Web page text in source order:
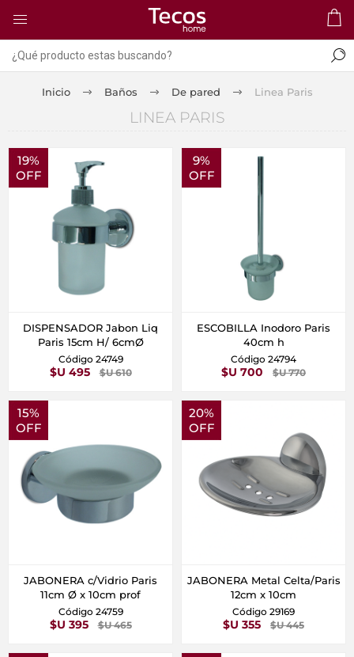
Inicio Baños De pared Linea Paris
LINEA PARIS
19%
OFF
DISPENSADOR Jabon Liq
Paris 15cm H/ 6cmØ
Código 24749
$U 495 $U 610
9%
OFF
ESCOBILLA Inodoro Paris
40cm h
Código 24794
$U 700 $U 770
15%
OFF
JABONERA c/Vidrio Paris
11cm Ø x 10cm prof
Código 24759
$U 395 $U 465
20%
OFF
JABONERA Metal Celta/Paris
12cm x 10cm
Código 29169
$U 355 $U 445